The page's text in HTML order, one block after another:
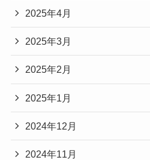
2025年4月
2025年3月
2025年2月
2025年1月
2024年12月
2024年11月